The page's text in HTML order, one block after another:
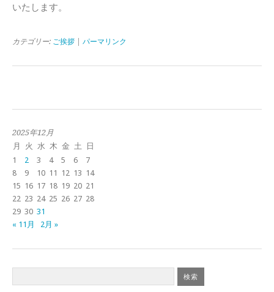
いたします。
カテゴリー: ご挨拶 パーマリンク
2025年12月
月
火 水 木 金 土
日
1
2 3 4 5 6
7
8
9 10 11 12 13 14
15 16 17 18 19 20 21
22 23 24 25 26 27 28
29 30 31
« 11月
2月 »